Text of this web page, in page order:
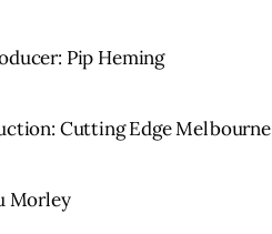
Pip Heming
Cutting Edge Melbourne
Morley